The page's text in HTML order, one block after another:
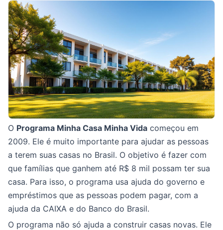
O Programa Minha Casa Minha Vida começou em
2009. Ele é muito importante para ajudar as pessoas
a terem suas casas no Brasil. O objetivo é fazer com
que famílias que ganhem até R$ 8 mil possam ter sua
casa. Para isso, o programa usa ajuda do governo e
empréstimos que as pessoas podem pagar, com a
ajuda da CAIXA e do Banco do Brasil.
O programa não só ajuda a construir casas novas. Ele